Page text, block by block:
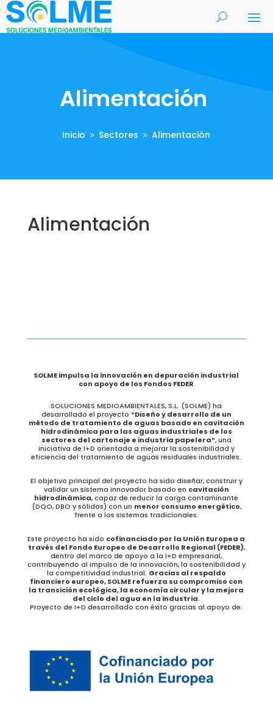
Alimentación
Inicio 9 Sectores 9 Alimentación
Alimentación
SOLME impulsa la innovación en depuración industrial
con apoyo de los Fondos FEDER
SOLUCIONES MEDIOAMBIENTALES, S.L. (SOLME) ha
desarrollado el proyecto “Diseño y desarrollo de un
método de tratamiento de aguas basado en cavitación
hidrodinámica para las aguas industriales de los
sectores del cartonaje e industria papelera”, una
iniciativa de I+D orientada a mejorar la sostenibilidad y
eficiencia del tratamiento de aguas residuales industriales.
El objetivo principal del proyecto ha sido diseñar, construir y
validar un sistema innovador basado en cavitación
hidrodinámica, capaz de reducir la carga contaminante
(DQO, DBO y sólidos) con un menor consumo energético,
frente a los sistemas tradicionales.
Este proyecto ha sido cofinanciado por la Unión Europea a
través del Fondo Europeo de Desarrollo Regional (FEDER),
dentro del marco de apoyo a la I+D empresarial,
contribuyendo al impulso de la innovación, la sostenibilidad y
la competitividad industrial. Gracias al respaldo
financiero europeo, SOLME refuerza su compromiso con
la transición ecológica, la economía circular y la mejora
del ciclo del agua en la industria.
Proyecto de I+D desarrollado con éxito gracias al apoyo de: